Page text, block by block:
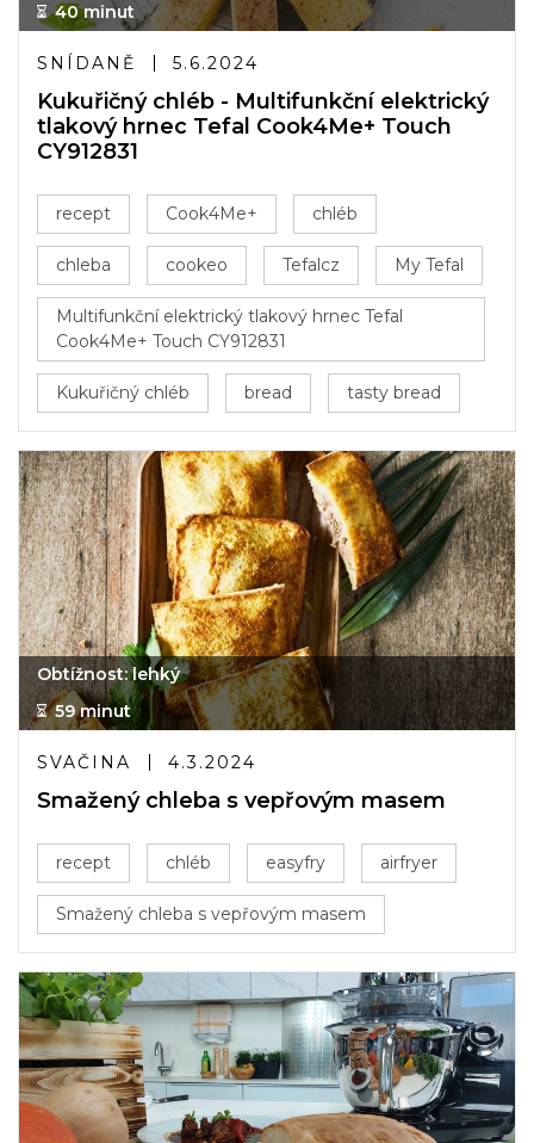
40 minut
SNÍDANĚ 5.6.2024
Kukuřičný chléb - Multifunkční elektrický
tlakový hrnec Tefal Cook4Me+ Touch
CY912831
recept Cook4Me+ chléb
chleba cookeo Tefalcz My Tefal
Multifunkční elektrický tlakový hrnec Tefal
Cook4Me+ Touch CY912831
Kukuřičný chléb bread tasty bread
Obtížnost: lehký
59 minut
SVAČINA 4.3.2024
Smažený chleba s vepřovým masem
recept chléb easyfry airfryer
Smažený chleba s vepřovým masem